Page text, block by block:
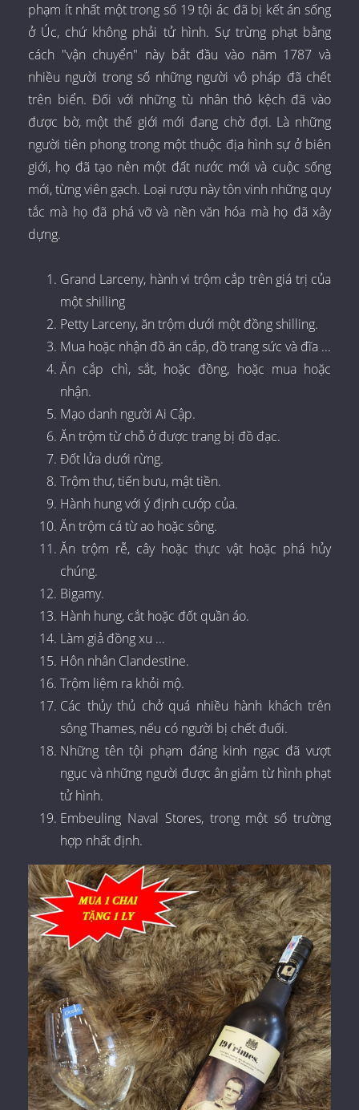
phạm ít nhất một trong số 19 tội ác đã bị kết án sống
ở Úc, chứ không phải tử hình. Sự trừng phạt bằng
cách "vận chuyển" này bắt đầu vào năm 1787 và
nhiều người trong số những người vô pháp đã chết
trên biển. Đối với những tù nhân thô kệch đã vào
được bờ, một thế giới mới đang chờ đợi. Là những
người tiên phong trong một thuộc địa hình sự ở biên
giới, họ đã tạo nên một đất nước mới và cuộc sống
mới, từng viên gạch. Loại rượu này tôn vinh những quy
tắc mà họ đã phá vỡ và nền văn hóa mà họ đã xây
dựng.
Grand Larceny, hành vi trộm cắp trên giá trị của
một shilling
Petty Larceny, ăn trộm dưới một đồng shilling.
Mua hoặc nhận đồ ăn cắp, đồ trang sức và đĩa ...
Ăn cắp chì, sắt, hoặc đồng, hoặc mua hoặc
nhận.
Mạo danh người Ai Cập.
Ăn trộm từ chỗ ở được trang bị đồ đạc.
Đốt lửa dưới rừng.
Trộm thư, tiến bưu, mật tiền.
Hành hung với ý định cướp của.
Ăn trộm cá từ ao hoặc sông.
Ăn trộm rễ, cây hoặc thực vật hoặc phá hủy
chúng.
Bigamy.
Hành hung, cắt hoặc đốt quần áo.
Làm giả đồng xu ...
Hôn nhân Clandestine.
Trộm liệm ra khỏi mộ.
Các thủy thủ chở quá nhiều hành khách trên
sông Thames, nếu có người bị chết đuối.
Những tên tội phạm đáng kinh ngạc đã vượt
ngục và những người được ân giảm từ hình phạt
tử hình.
Embeuling Naval Stores, trong một số trường
hợp nhất định.